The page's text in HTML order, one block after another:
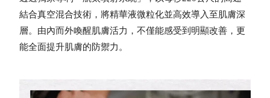
結合真空混合技術，將精華液微粒化並高效導入至肌膚深
層。由內而外喚醒肌膚活力，不僅能感受到明顯改善，更
能全面提升肌膚的防禦力。